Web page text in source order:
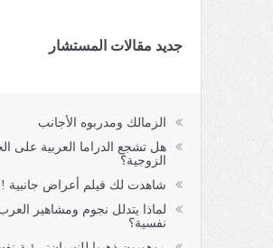
جديد مقالات المستشار
الزمالك ومدربوه الأجانب
هل تشجع الدراما العربية على
الزوجية؟
شاهدت لك فيلم أعراض جانبية !
لماذا يتدلل نجوم ومشاهير
نفسية؟